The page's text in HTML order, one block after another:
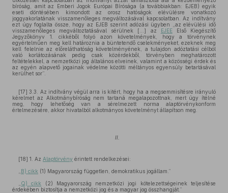
bíróság, amit az Emberi Jogok Európai Bírósága (a továbbiakban: EJEB) egyik
eseti döntésében kimondott az orosz hatóságok elévülésre vonatkozó
joggyakorlatának visszamenőleges megváltozásával kapcsolatban. Az indítvány
ezt úgy foglalta össze, hogy az EJEB szerint adózási ügyben „az elévülési idő
visszamenőleges megváltoztatásával sérülnek [...] az
EJEEElső Kiegészítő
Jegyzőkönyv 1. cikkéből folyó azon követelmények, hogy a törvénynek
egyértelműen meg kell határoznia a büntetendő cselekményeket, ezeknek meg
kell felelnie az előreláthatóság követelményének, a tulajdon adóztatási célból
való korlátozásának pedig csak közérdekből, törvényben meghatározott
feltételekkel, a nemzetközi jog általános elveinek, valamint a közösségi érdek és
az egyén alapvető jogainak védelme közötti méltányos egyensúly betartásával
kerülhet sor”.
[17] 3.3. Az indítvány végül arra is kitért, hogy ha a megsemmisítésre irányuló
kérelmet az Alkotmánybíróság nem tartaná megalapozottnak, mert úgy ítélné
meg, hogy lehetőség van a sérelmezett norma alaptörvénykonform
értelmezésére, akkor hivatalból alkotmányos követelményt állapítson meg.
II.
[18] 1. Az Alaptörvény érintett rendelkezései:
B) cikk (1) Magyarország független, demokratikus jogállam.”
Q) cikk
(2) Magyarország nemzetközi jogi kötelezettségeinek teljesítése
érdekében biztosítja a nemzetközi jog és a magyar jog összhangját.”